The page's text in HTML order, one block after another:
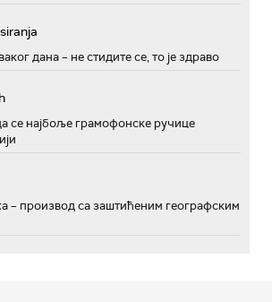
дана – не стидите се, то је здраво
се најбоље грамофонске ручице
– производ са заштићеним географским